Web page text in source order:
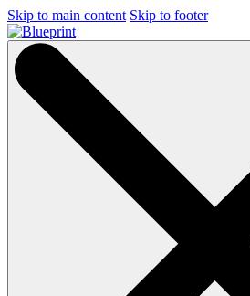
Skip to main content Skip to footer